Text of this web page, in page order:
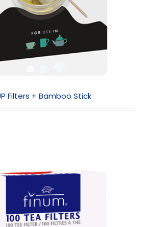
Filters + Bamboo Stick